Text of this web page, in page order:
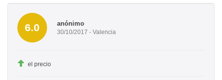
6.0 anónimo
30/10/2017 - Valencia
el precio